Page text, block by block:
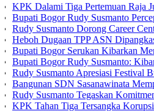
Tiga Pertemuan Raja Juli,
Rudy Susmanto Percepat
Dorong Career Center Aktif
Dugaan TPP ASN Dipangkas
Serukan Kibarkan Merah Putih
Rudy Susmanto: Kibarkan
Apresiasi Festival Budaya
SDN Sasanawinata
Tegaskan Komitmen
Tiga Tersangka Korupsi Proyek